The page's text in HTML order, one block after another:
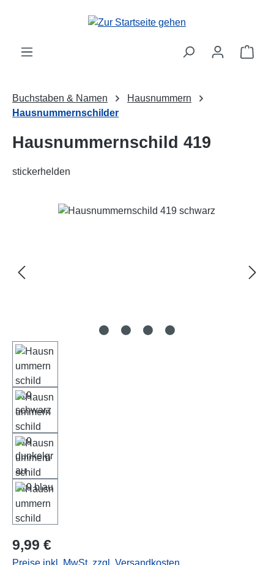
Zum Hauptinhalt springen
Buchstaben & Namen
Hausnummern
Hausnummernschilder
Hausnummernschild 419
stickerhelden
Bildergalerie überspringen
Regulärer Preis:
9,99 €
Preise inkl. MwSt. zzgl. Versandkosten